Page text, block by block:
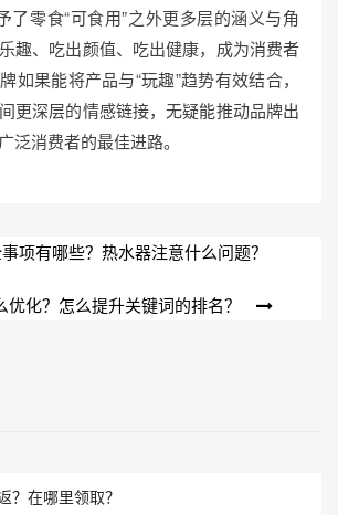
了零食“可食用”之外更多层的涵义与角
趣、吃出颜值、吃出健康，成为消费者
如果能将产品与“玩趣”趋势有效结合，
更深层的情感链接，无疑能推动品牌出
泛消费者的最佳进路。
项有哪些？热水器注意什么问题？
化？怎么提升关键词的排名？
？在哪里领取？